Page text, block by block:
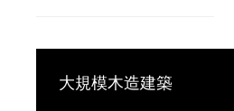
大規模木造建築